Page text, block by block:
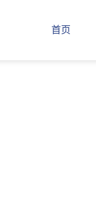
首页